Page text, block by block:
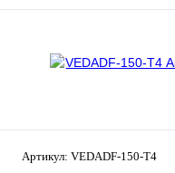
Артикул: VEDADF-150-T4